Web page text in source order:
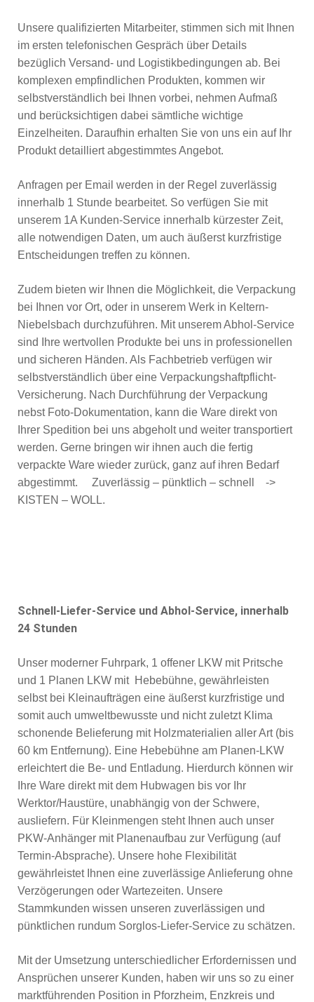
Unsere qualifizierten Mitarbeiter, stimmen sich mit Ihnen
im ersten telefonischen Gespräch über Details
bezüglich Versand- und Logistikbedingungen ab. Bei
komplexen empfindlichen Produkten, kommen wir
selbstverständlich bei Ihnen vorbei, nehmen Aufmaß
und berücksichtigen dabei sämtliche wichtige
Einzelheiten. Daraufhin erhalten Sie von uns ein auf Ihr
Produkt detailliert abgestimmtes Angebot.
Anfragen per Email werden in der Regel zuverlässig
innerhalb 1 Stunde bearbeitet. So verfügen Sie mit
unserem 1A Kunden-Service innerhalb kürzester Zeit,
alle notwendigen Daten, um auch äußerst kurzfristige
Entscheidungen treffen zu können.
Zudem bieten wir Ihnen die Möglichkeit, die Verpackung
bei Ihnen vor Ort, oder in unserem Werk in Keltern-
Niebelsbach durchzuführen. Mit unserem Abhol-Service
sind Ihre wertvollen Produkte bei uns in professionellen
und sicheren Händen. Als Fachbetrieb verfügen wir
selbstverständlich über eine Verpackungshaftpflicht-
Versicherung. Nach Durchführung der Verpackung
nebst Foto-Dokumentation, kann die Ware direkt von
Ihrer Spedition bei uns abgeholt und weiter transportiert
werden. Gerne bringen wir ihnen auch die fertig
verpackte Ware wieder zurück, ganz auf ihren Bedarf
abgestimmt. Zuverlässig – pünktlich – schnell ->
KISTEN – WOLL.
Schnell-Liefer-Service und Abhol-Service, innerhalb
24 Stunden
Unser moderner Fuhrpark, 1 offener LKW mit Pritsche
und 1 Planen LKW mit Hebebühne, gewährleisten
selbst bei Kleinaufträgen eine äußerst kurzfristige und
somit auch umweltbewusste und nicht zuletzt Klima
schonende Belieferung mit Holzmaterialien aller Art (bis
60 km Entfernung). Eine Hebebühne am Planen-LKW
erleichtert die Be- und Entladung. Hierdurch können wir
Ihre Ware direkt mit dem Hubwagen bis vor Ihr
Werktor/Haustüre, unabhängig von der Schwere,
ausliefern. Für Kleinmengen steht Ihnen auch unser
PKW-Anhänger mit Planenaufbau zur Verfügung (auf
Termin-Absprache). Unsere hohe Flexibilität
gewährleistet Ihnen eine zuverlässige Anlieferung ohne
Verzögerungen oder Wartezeiten. Unsere
Stammkunden wissen unseren zuverlässigen und
pünktlichen rundum Sorglos-Liefer-Service zu schätzen.
Mit der Umsetzung unterschiedlicher Erfordernissen und
Ansprüchen unserer Kunden, haben wir uns so zu einer
marktführenden Position in Pforzheim, Enzkreis und